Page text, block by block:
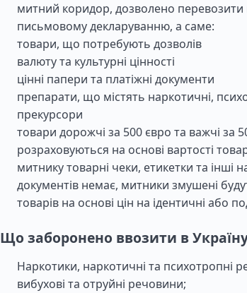
митний коридор, дозволено
письмовому декларуванню, а саме:
товари, що потребують дозволів
валюту та культурні цінності
цінні папери та платіжні документи
препарати, що містять наркотичні,
прекурсори
товари дорожчі за 500 євро та важчі за
розраховуються на основі вартості
митнику товарні чеки, етикетки та інші
документів немає, митники змушені
товарів на основі цін на ідентичні або
Що заборонено ввозити в
Наркотики, наркотичні та психотропні
вибухові та отруйні речовини;